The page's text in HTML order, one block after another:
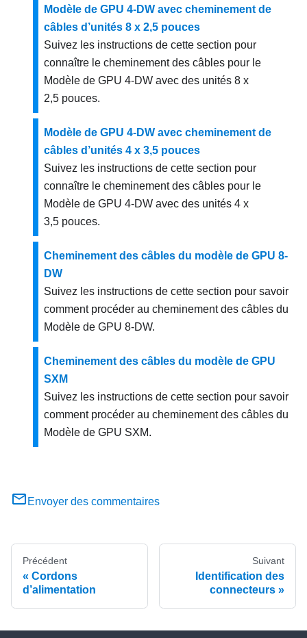
Modèle de GPU 4-DW avec cheminement de
câbles d’unités 8 x 2,5 pouces
Suivez les instructions de cette section pour
connaître le cheminement des câbles pour le
Modèle de GPU 4-DW avec des unités 8 x
2,5 pouces.
Modèle de GPU 4-DW avec cheminement de
câbles d’unités 4 x 3,5 pouces
Suivez les instructions de cette section pour
connaître le cheminement des câbles pour le
Modèle de GPU 4-DW avec des unités 4 x
3,5 pouces.
Cheminement des câbles du modèle de GPU 8-
DW
Suivez les instructions de cette section pour savoir
comment procéder au cheminement des câbles du
Modèle de GPU 8-DW.
Cheminement des câbles du modèle de GPU
SXM
Suivez les instructions de cette section pour savoir
comment procéder au cheminement des câbles du
Modèle de GPU SXM.
Envoyer des commentaires
Précédent
Cordons
d’alimentation
Suivant
Identification des
connecteurs